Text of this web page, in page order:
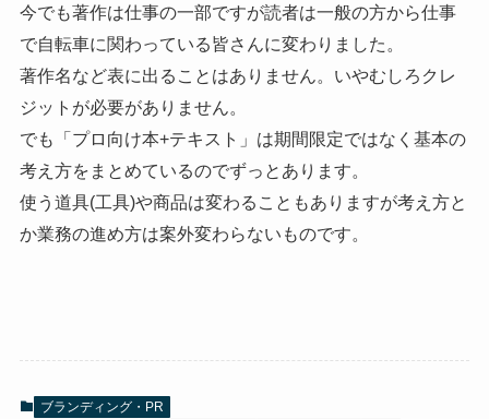
今でも著作は仕事の一部ですが読者は一般の方から仕事
で自転車に関わっている皆さんに変わりました。
著作名など表に出ることはありません。いやむしろクレ
ジットが必要がありません。
でも「プロ向け本+テキスト」は期間限定ではなく基本の
考え方をまとめているのでずっとあります。
使う道具(工具)や商品は変わることもありますが考え方と
か業務の進め方は案外変わらないものです。
ブランディング・PR